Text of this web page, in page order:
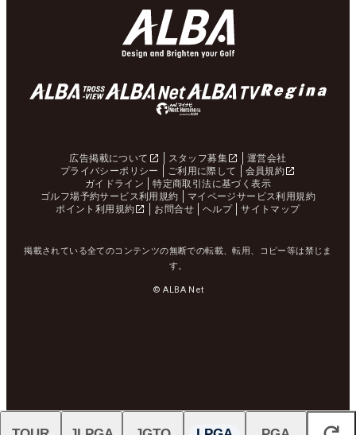
広告掲載について スタッフ募集
運営会社
プライバシーポリシー
ご利用に際して
会員規約
ガイドライン
特定商取引法に基づく表示
ゴルフ場予約サービス利用規約
マイページサービス利用規約
ポイント利用規約
お問合せ ヘルプ サイトマップ
掲載されている全てのコンテンツの無断での転載、転用、コピー等は禁じま
す。
© ALBA Net